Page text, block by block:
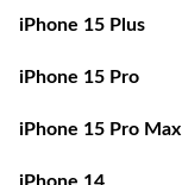
iPhone 15 Plus
iPhone 15 Pro
iPhone 15 Pro Max
iPhone 14